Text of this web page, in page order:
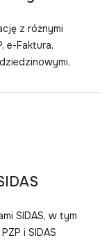
z różnymi
e-Faktura,
SIDAS, w tym
i SIDAS